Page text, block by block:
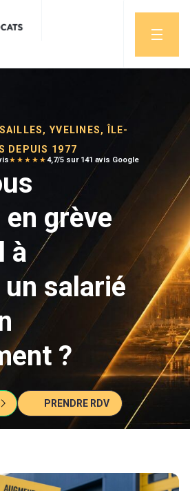
YVELINES, ÎLE-
DEPUIS 1977
★★★★★4,7/5 sur 141 avis Google
grève
à
salarié
?
PRENDRE RDV